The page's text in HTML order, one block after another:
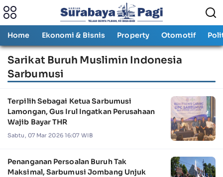
Home Ekonomi & Bisnis Property Otomotif
Sarikat Buruh Muslimin Indonesia
Sarbumusi
Terpilih Sebagai Ketua Sarbumusi
Lamongan, Gus Irul Ingatkan Perusahaan
Wajib Bayar THR
Sabtu, 07 Mar 2026 16:07 WIB
Penanganan Persoalan Buruh Tak
Maksimal, Sarbumusi Jombang Unjuk